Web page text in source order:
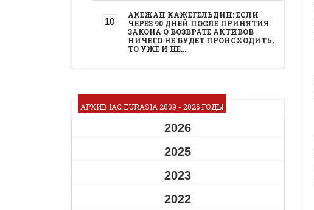
АКЕЖАН КАЖЕГЕЛЬДИН: ЕСЛИ
ЧЕРЕЗ 90 ДНЕЙ ПОСЛЕ ПРИНЯТИЯ
ЗАКОНА О ВОЗВРАТЕ АКТИВОВ
НИЧЕГО НЕ БУДЕТ ПРОИСХОДИТЬ,
ТО УЖЕ И НЕ…
АРХИВ IAC EURASIA 2009 - 2026 ГОДЫ
2026
2025
2023
2022